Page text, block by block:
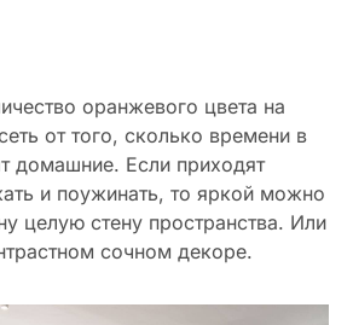
оранжевого цвета на
от того, сколько времени в
домашние. Если приходят
и поужинать, то яркой можно
целую стену пространства. Или
сочном декоре.